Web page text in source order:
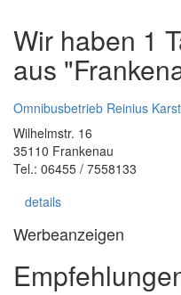
Wir haben 1
aus
Omnibusbetrieb Reinius
Wilhelmstr. 16
35110 Frankenau
Tel.: 06455 / 7558133
details
Werbeanzeigen